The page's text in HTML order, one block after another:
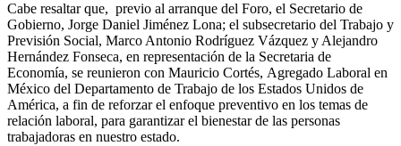
Cabe resaltar que, previo al arranque del Foro, el Secretario de
Gobierno, Jorge Daniel Jiménez Lona; el subsecretario del Trabajo y
Previsión Social, Marco Antonio Rodríguez Vázquez y Alejandro
Hernández Fonseca, en representación de la Secretaria de
Economía, se reunieron con Mauricio Cortés, Agregado Laboral en
México del Departamento de Trabajo de los Estados Unidos de
América, a fin de reforzar el enfoque preventivo en los temas de
relación laboral, para garantizar el bienestar de las personas
trabajadoras en nuestro estado.